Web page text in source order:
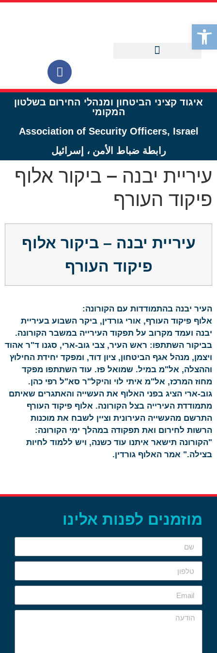
פתח סרגל נגישות
איגוד קציני הביטחון ומנהלי החירום בשלטון
המקומי
Association of Security Officers, Israel
رابطة ضباط الأمن ، إسرائيل
עיריית יבנה – ביקור אלוף
פיקוד העורף
עיריית יבנה – ביקור אלוף
פיקוד העורף
העיר יבנה בהתמודדות עם הקורונה:
אלוף פיקוד העורף, אורי גורדין, ביקר השבוע בעיריית
יבנה ועמד מקרוב על תפקוד העירייה במשבר הקורונה.
בביקור השתתפו: ראש העיר, צבי גוב-ארי, סגנו ד"ר אהוד
ויצמן, מנהל אגף הביטחון, ציון דוד, ומפקד יחידת החילוץ
וההצלה, אל"מ במיל. שמואל פז. עוד השתתפו מפקד
מחוז המרכז, אל"מ איתי לוי והיקל"ר סא"ל רפי כהן.
גוב-ארי הציג בפני האלוף את העשייה והאתגרים שאיתם
מתמודדת העירייה בצל הקורונה. אלוף פיקוד העורף
התרשם מהעשייה העירונית וציין לשבח את מוכנות
הרשות לחירום ואת תפקודה במהלך ימי הקורונה:
"הקורונה תישאר איתנו עוד כשנה, ויש ללמוד לחיות
בצילה." אמר האלוף גורדין.
מוזמנים לפנות אלינו